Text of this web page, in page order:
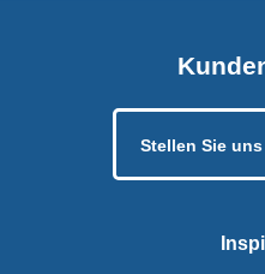
Stellen Sie